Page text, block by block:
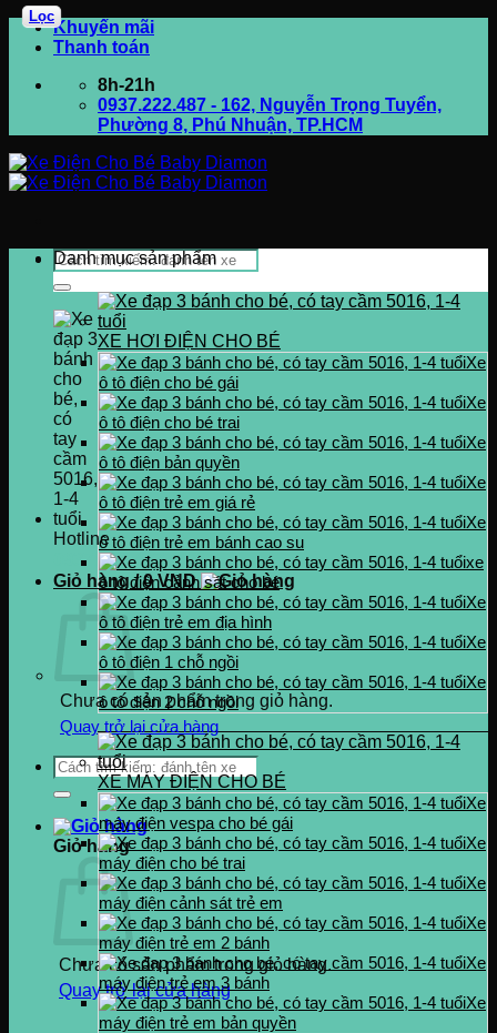
Bỏ
qua
dung
Khuyến mãi
Thanh toán
8h-21h
0937.222.487 - 162, Nguyễn Trọng Tuyển,
Phường 8, Phú Nhuận, TP.HCM
Tìm
kiếm:
Hotline
0937.222.487
Giỏ hàng /0VND
Chưa có sản phẩm trong giỏ hàng.
Quay trở lại cửa hàng
Tìm
kiếm:
Giỏ hàng
Chưa có sản phẩm trong giỏ hàng.
Quay trở lại cửa hàng
Danh mục sản phẩm
XE HƠI ĐIỆN CHO BÉ
Xe
ô tô điện cho bé gái
Xe
ô tô điện cho bé trai
Xe
ô tô điện bản quyền
Xe
ô tô điện trẻ em giá rẻ
Xe
ô tô điện trẻ em bánh cao su
xe
ô tô điện cảnh sát cho bé
Xe
ô tô điện trẻ em địa hình
Xe
ô tô điện 1 chỗ ngồi
Xe
ô tô điện 2 chỗ ngồi
XE MÁY ĐIỆN CHO BÉ
Xe
máy điện vespa cho bé gái
Xe
máy điện cho bé trai
Xe
máy điện cảnh sát trẻ em
Xe
máy điện trẻ em 2 bánh
Xe
máy điện trẻ em 3 bánh
Xe
máy điện trẻ em bản quyền
Lọc